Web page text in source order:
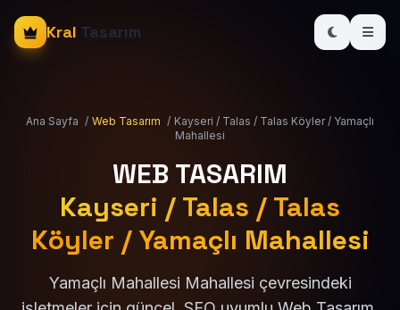
Kral Tasarım
Ana Sayfa / Web Tasarım / Kayseri / Talas / Talas Köyler / Yamaçlı
Mahallesi
WEB TASARIM
Kayseri / Talas / Talas
Köyler / Yamaçlı Mahallesi
Yamaçlı Mahallesi Mahallesi çevresindeki